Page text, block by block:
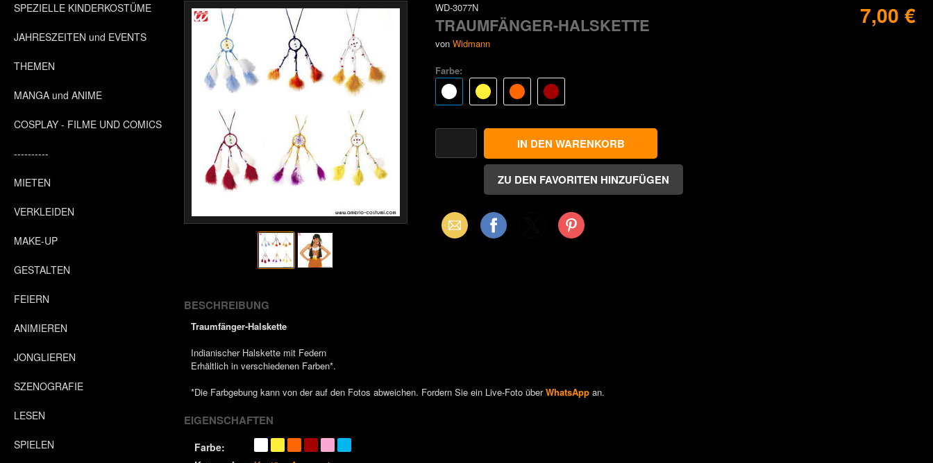
SPEZIELLE KINDERKOSTÜME
JAHRESZEITEN und EVENTS
THEMEN
MANGA und ANIME
COSPLAY - FILME UND COMICS
----------
MIETEN
VERKLEIDEN
MAKE-UP
GESTALTEN
FEIERN
ANIMIEREN
JONGLIEREN
SZENOGRAFIE
LESEN
SPIELEN
WD-3077N
TRAUMFÄNGER-HALSKETTE
von Widmann
Farbe:
7,00 €
Email Facebook Pinterest
BESCHREIBUNG
Traumfänger-Halskette
Indianischer Halskette mit Federn
Erhältlich in verschiedenen Farben*.
*Die Farbgebung kann von der auf den Fotos abweichen. Fordern Sie ein Live-Foto überWhatsApp an.
EIGENSCHAFTEN
Farbe: